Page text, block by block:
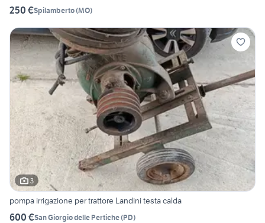
250 €Spilamberto(MO)
3
pompa irrigazione per trattore Landini testa calda
600 €San Giorgio delle Pertiche(PD)